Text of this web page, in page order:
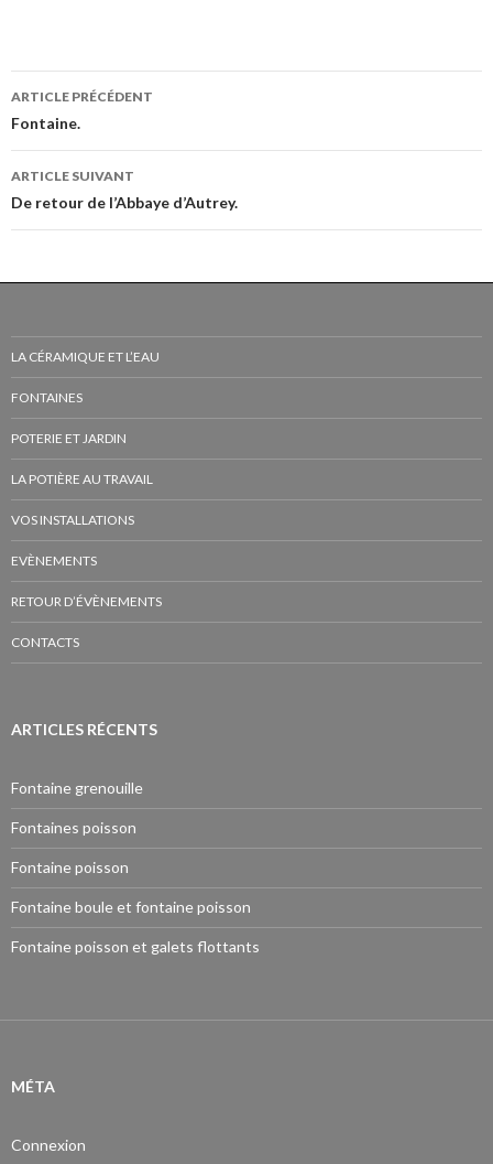
Navigation
des
articles
ARTICLE PRÉCÉDENT
Fontaine.
ARTICLE SUIVANT
De retour de l’Abbaye d’Autrey.
LA CÉRAMIQUE ET L’EAU
FONTAINES
POTERIE ET JARDIN
LA POTIÈRE AU TRAVAIL
VOS INSTALLATIONS
EVÈNEMENTS
RETOUR D’ÉVÈNEMENTS
CONTACTS
ARTICLES RÉCENTS
Fontaine grenouille
Fontaines poisson
Fontaine poisson
Fontaine boule et fontaine poisson
Fontaine poisson et galets flottants
MÉTA
Connexion